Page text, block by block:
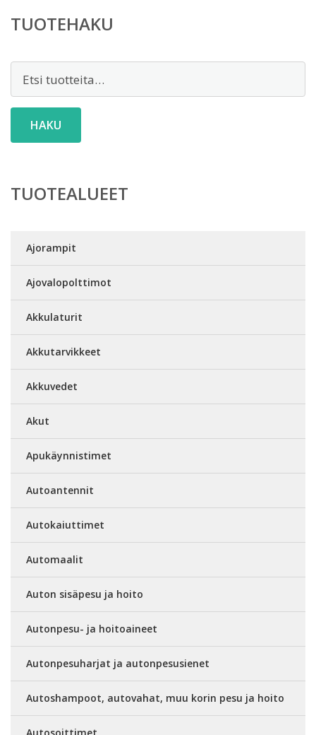
TUOTEHAKU
HAKU
TUOTEALUEET
Ajorampit
Ajovalopolttimot
Akkulaturit
Akkutarvikkeet
Akkuvedet
Akut
Apukäynnistimet
Autoantennit
Autokaiuttimet
Automaalit
Auton sisäpesu ja hoito
Autonpesu- ja hoitoaineet
Autonpesuharjat ja autonpesusienet
Autoshampoot, autovahat, muu korin pesu ja hoito